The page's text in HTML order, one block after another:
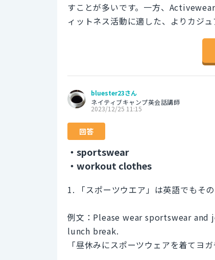
すことが多いです。一方、
ィットネス活動に適した、よりカジ
bluester23さん
ネイティブキャンプ英会話講師
2023/12/25 11:15
回答
・sportswear
・workout clothes
1. 「スポーツウエア」は英語でもそ
例文：Please wear sportswear
lunch break.
「昼休みにスポーツウェアを着てヨ